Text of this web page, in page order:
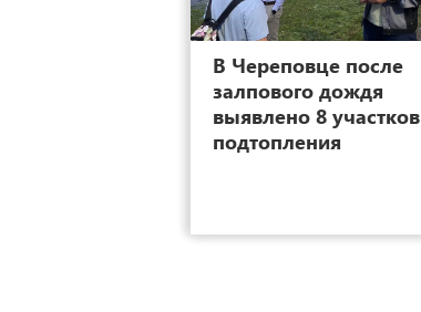
В Череповце после
залпового дождя
выявлено 8 участков
подтопления